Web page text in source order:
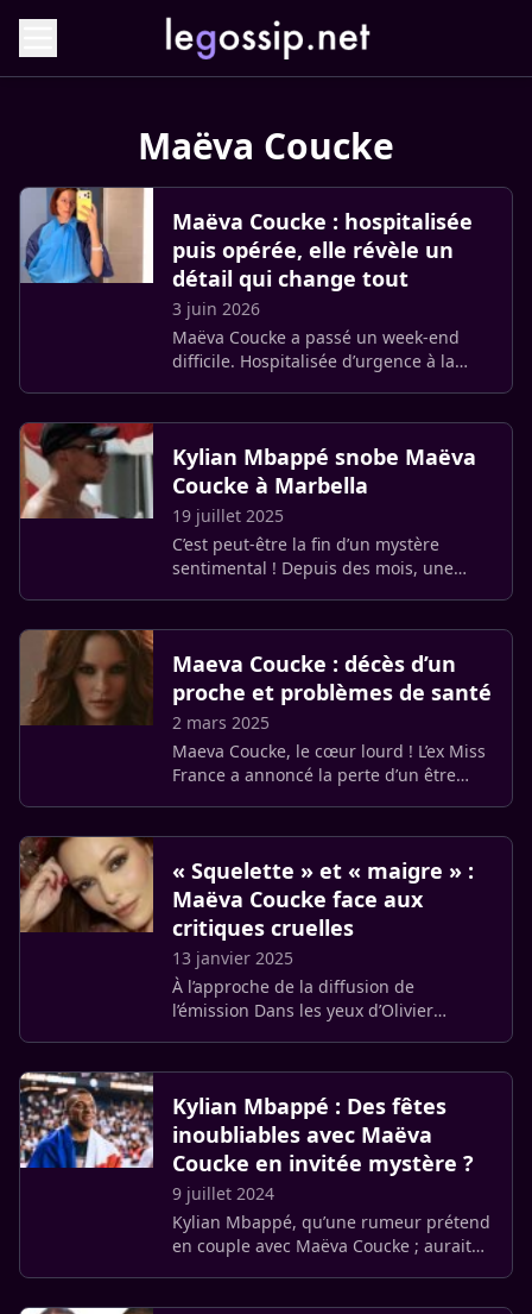
Maëva Coucke
Maëva Coucke : hospitalisée
puis opérée, elle révèle un
détail qui change tout
3 juin 2026
Maëva Coucke a passé un week-end
difficile. Hospitalisée d’urgence à la
Kylian Mbappé snobe Maëva
Coucke à Marbella
19 juillet 2025
C’est peut-être la fin d’un mystère
sentimental ! Depuis des mois, une
Maeva Coucke : décès d’un
proche et problèmes de santé
2 mars 2025
Maeva Coucke, le cœur lourd ! L’ex Miss
France a annoncé la perte d’un être
« Squelette » et « maigre » :
Maëva Coucke face aux
critiques cruelles
13 janvier 2025
À l’approche de la diffusion de
l’émission Dans les yeux d’Olivier
Kylian Mbappé : Des fêtes
inoubliables avec Maëva
Coucke en invitée mystère ?
9 juillet 2024
Kylian Mbappé, qu’une rumeur prétend
en couple avec Maëva Coucke ; aurait